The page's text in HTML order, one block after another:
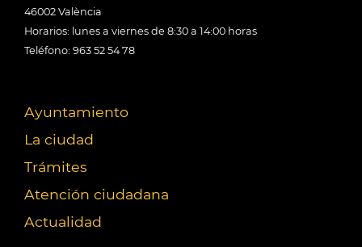
46002 València
Horarios: lunes a viernes de 8:30 a 14:00 horas
Teléfono: 963 52 54 78
Ayuntamiento
La ciudad
Trámites
Atención ciudadana
Actualidad